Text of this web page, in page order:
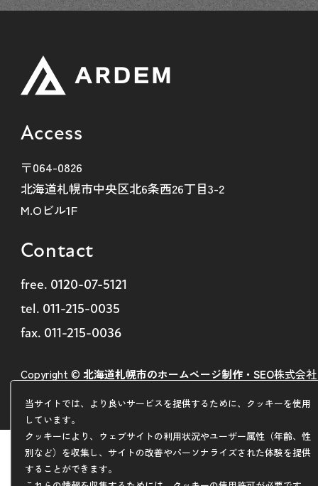
当サイトでは、より良いサービスを提供するために、クッキーを使用
しています。
クッキーにより、ウェブサイトの利用状況やユーザー属性（年齢、性
別など）を収集し、サイトの改善やパーソナライズされた体験を提供
することができます。
Access
〒064-0826
北海道札幌市中央区北6条西26丁目3-2
M.Oビル1F
Contact
free. 0120-07-5121
tel. 011-215-0035
fax. 011-215-0036
Copyright © 北海道札幌市のホームページ制作・SEO株式会社